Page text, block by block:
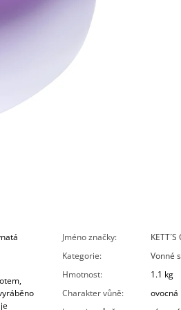
Jméno značky:
Kategorie:
Vonné
Hmotnost:
1.1 kg
Charakter vůně:
ovocná